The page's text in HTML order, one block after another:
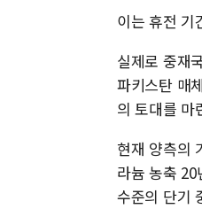
이는 휴전 기
실제로 중재
파키스탄 매
의 토대를 마
현재 양측의
라늄 농축
수준의 단기